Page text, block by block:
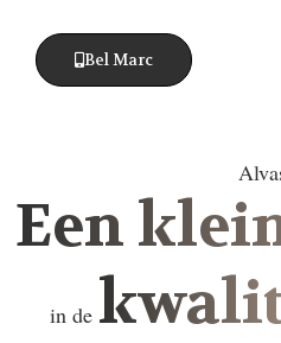
Bel Marc
Een
in de